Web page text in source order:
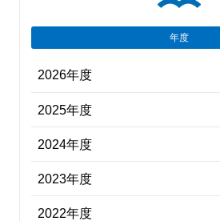
年度
2026年度
2025年度
2024年度
2023年度
2022年度